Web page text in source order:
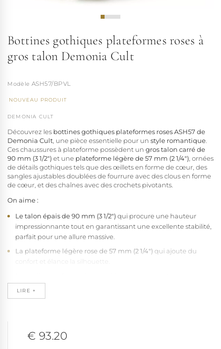
Bottines gothiques plateformes roses à
gros talon Demonia Cult
ASH57/BPVL
NOUVEAU PRODUIT
DEMONIA CULT
Découvrez les bottines gothiques plateformes roses ASH57 de
Demonia Cult , une pièce essentielle pour un style romantique
Ces chaussures à plateforme possèdent un grostalon carré de
90 mm (3 1/2") et une plateforme légère de 57 mm (2 1/4") , ornées
de détails gothiques tels que des œillets en forme de cœur, des
sangles ajustables doublées de fourrure avec des clous en forme
de cœur, et des chaînes avec des crochets pivotants.
On aime :
Le talon épais de 90 mm (3 1/2") qui procure une hauteur
impressionnante tout en garantissant une excellente stabilité,
parfait pour une allure massive.
La plateforme légère rose de 57 mm (2 1/4") qui ajoute du
confort et élance la silhouette.
romantique et unique aux lacets.
Les sangles ajustables doublées de fourrure avec des clous en
Les chaînes avec des crochets pivotants
LIRE +
€ 93.20